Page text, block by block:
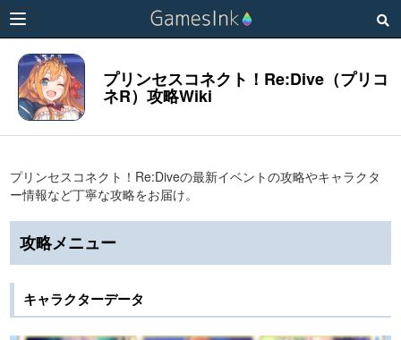
Toggle
navigation
プリンセスコネクト！Re:Dive（プリコ
ネR）攻略Wiki
プリンセスコネクト！Re:Diveの最新イベントの攻略やキャラクタ
ー情報など丁寧な攻略をお届け。
攻略メニュー
キャラクターデータ